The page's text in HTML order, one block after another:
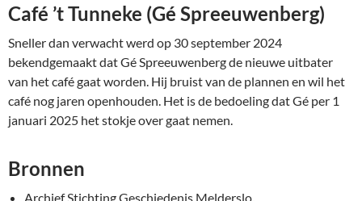
Café ’t Tunneke (Gé Spreeuwenberg)
Sneller dan verwacht werd op 30 september 2024
bekendgemaakt dat Gé Spreeuwenberg de nieuwe uitbater
van het café gaat worden. Hij bruist van de plannen en wil het
café nog jaren openhouden. Het is de bedoeling dat Gé per 1
januari 2025 het stokje over gaat nemen.
Bronnen
Archief Stichting Geschiedenis Melderslo.